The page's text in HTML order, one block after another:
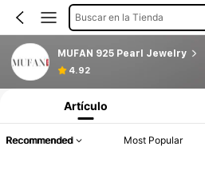
Buscar en la Tienda
MUFAN 925 Pearl Jewelry
4.92
Artículo
Recommended Most Popular